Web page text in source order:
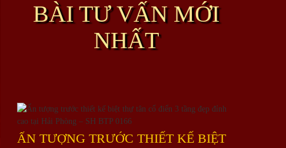
BÀI TƯ VẤN MỚI
NHẤT
ẤN TƯỢNG TRƯỚC THIẾT KẾ BIỆT